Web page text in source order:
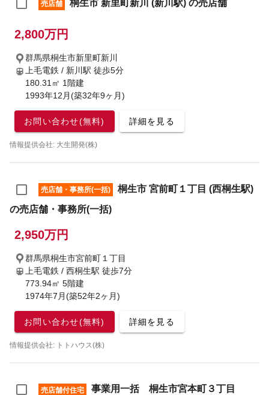
売店舗 桐生市 新里町新川 (新川駅) の売店舗
2,800万円
群馬県桐生市新里町新川
上毛電鉄 / 新川駅 徒歩5分
180.31㎡ 1階建
1993年12月(築32年9ヶ月)
お問い合わせ(無料) 詳細を見る
情報提供会社: 大生開発(株)
売店舗・事務所(一括)
桐生市 宮前町１丁目 (西桐生駅)
の売店舗・事務所(一括)
2,950万円
群馬県桐生市宮前町１丁目
上毛電鉄 / 西桐生駅 徒歩7分
773.94㎡ 5階建
1974年7月(築52年2ヶ月)
お問い合わせ(無料) 詳細を見る
情報提供会社: トトハウス(株)
売店舗付住宅 事業用一括 桐生市宮本町３丁目